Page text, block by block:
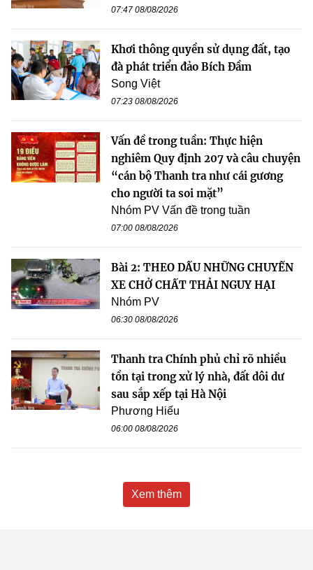
07:47 08/08/2026
Khơi thông quyền sử dụng đất, tạo
đà phát triển đảo Bích Đầm
Song Việt
07:23 08/08/2026
Vấn đề trong tuần: Thực hiện
nghiêm Quy định 207 và câu chuyện
“cán bộ Thanh tra như cái gương
cho người ta soi mặt”
Nhóm PV Vấn đề trong tuần
07:00 08/08/2026
Bài 2: THEO DẤU NHỮNG CHUYẾN
XE CHỞ CHẤT THẢI NGUY HẠI
Nhóm PV
06:30 08/08/2026
Thanh tra Chính phủ chỉ rõ nhiều
tồn tại trong xử lý nhà, đất dôi dư
sau sắp xếp tại Hà Nội
Phương Hiếu
06:00 08/08/2026
Xem thêm